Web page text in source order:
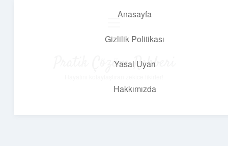
Anasayfa
Gizlilik Politikası
Yasal Uyarı
Hakkımızda
Pratik Çözüm Rehberi